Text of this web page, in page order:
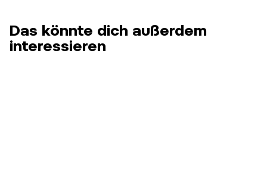
Das könnte dich außerdem
interessieren